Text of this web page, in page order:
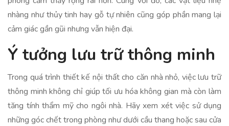
nhàng như thủy tinh hay gỗ tự nhiên cũng góp phần mang lại
cảm giác gần gũi nhưng vẫn hiện đại.
Ý tưởng lưu trữ thông minh
Trong quá trình thiết kế nội thất cho căn nhà nhỏ, việc lưu trữ
thông minh không chỉ giúp tối ưu hóa không gian mà còn làm
tăng tính thẩm mỹ cho ngôi nhà. Hãy xem xét việc sử dụng
những góc chết trong phòng như dưới cầu thang hoặc sau cửa